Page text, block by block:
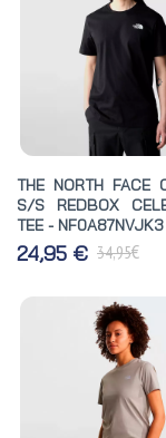
THE NORTH FACE
S/S REDBOX
TEE - NF0A87NVJK3
24,95 € 34,95€